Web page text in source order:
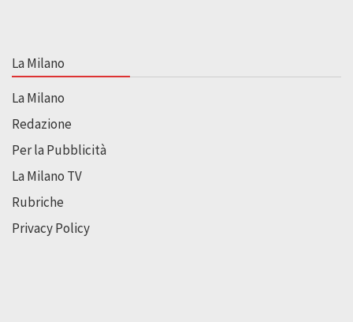
La Milano
La Milano
Redazione
Per la Pubblicità
La Milano TV
Rubriche
Privacy Policy